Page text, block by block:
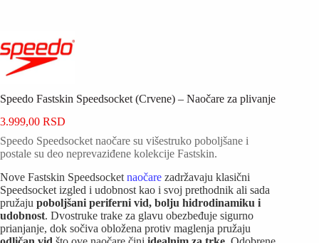
Speedo Fastskin Speedsocket (Crvene) – Naočare za plivanje
3.999,00 RSD
Speedo Speedsocket naočare su višestruko poboljšane i
postale su deo neprevaziđene kolekcije Fastskin.
Nove Fastskin Speedsocket naočare zadržavaju klasični
Speedsocket izgled i udobnost kao i svoj prethodnik ali sada
pružaju poboljšani periferni vid, bolju hidrodinamiku i
udobnost. Dvostruke trake za glavu obezbeđuje sigurno
prianjanje, dok sočiva obložena protiv maglenja pružaju